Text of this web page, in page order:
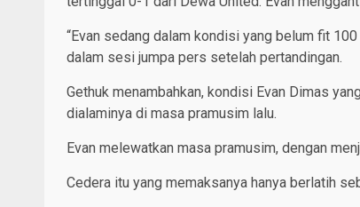
“Evan sedang dalam kondisi yang belum fit
dalam sesi jumpa pers setelah pertandingan.
Gethuk menambahkan, kondisi Evan Dimas
dialaminya di masa pramusim lalu.
Evan melewatkan masa pramusim, dengan
Cedera itu yang memaksanya hanya berlatih